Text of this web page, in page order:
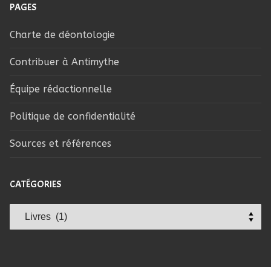
PAGES
Charte de déontologie
Contribuer à Antimythe
Équipe rédactionnelle
Politique de confidentialité
Sources et références
CATÉGORIES
Catégories